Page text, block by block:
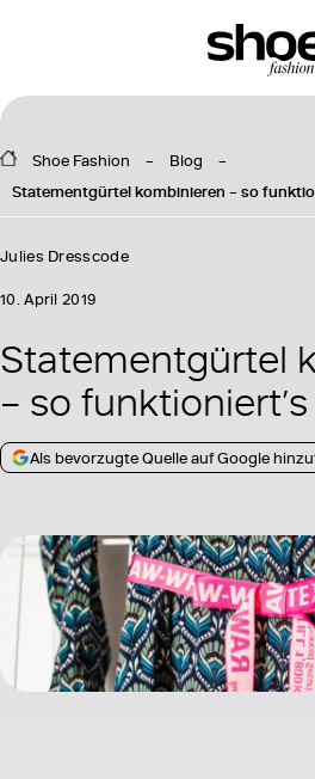
Shoe Fashion
Blog
Statementgürtel kombinieren – so
Julies Dresscode
10. April 2019
Statementgürtel
– so funktioniert’s
Als bevorzugte Quelle auf Google